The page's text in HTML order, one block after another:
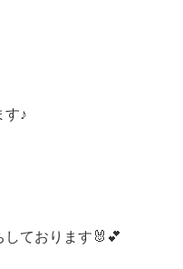
す♪
ております🐰💕